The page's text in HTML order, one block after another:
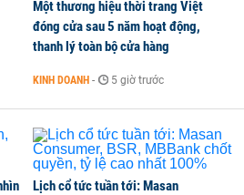
Một thương hiệu thời trang Việt
đóng cửa sau 5 năm hoạt động,
thanh lý toàn bộ cửa hàng
KINH DOANH - 5 giờ trước
Lịch cổ tức tuần tới: Masan